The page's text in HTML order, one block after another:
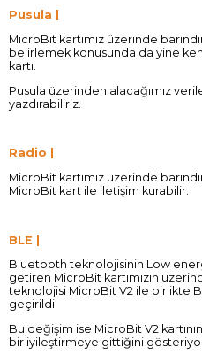
Pusula |
MicroBit kartımız üzerinde
belirlemek konusunda da yine
kartı.
Pusula üzerinden alacağımız
yazdırabiliriz.
Radio |
MicroBit kartımız üzerinde
MicroBit kart ile iletişim kurabilir.
BLE |
Bluetooth teknolojisinin Low
getiren MicroBit kartımızın
teknolojisi MicroBit V2 ile birlikte
geçirildi.
Bu değişim ise MicroBit V2
bir iyileştirmeye gittiğini